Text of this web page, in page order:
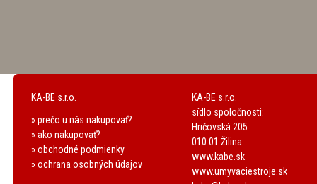
KA-BE s.r.o.
» prečo u nás nakupovať?
» ako nakupovať?
» obchodné podmienky
» ochrana osobných údajov
KA-BE s.r.o.
sídlo spoločnosti:
Hričovská 205
010 01 Žilina
www.kabe.sk
www.umyvaciestroje.sk